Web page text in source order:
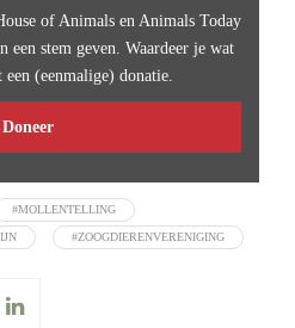
of Animals en Animals Today
een stem geven. Waardeer je wat
(eenmalige) donatie.
Doneer
#MOLLENTELLING
#ZOOGDIERENVERENIGING